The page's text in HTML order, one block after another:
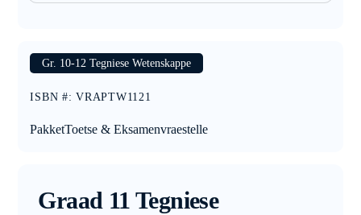
Gr. 10-12 Tegniese Wetenskappe
ISBN #:VRAPTW1121
PakketToetse & Eksamenvraestelle
Graad 11 Tegniese